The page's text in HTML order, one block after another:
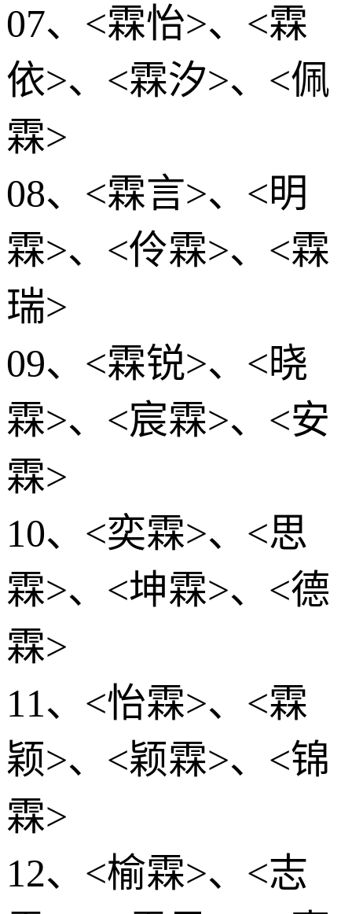
07、<霖怡>、<霖
依>、<霖汐>、<佩
霖>
08、<霖言>、<明
霖>、<伶霖>、<霖
瑞>
09、<霖锐>、<晓
霖>、<宸霖>、<安
霖>
10、<奕霖>、<思
霖>、<坤霖>、<德
霖>
11、<怡霖>、<霖
颖>、<颖霖>、<锦
霖>
12、<榆霖>、<志